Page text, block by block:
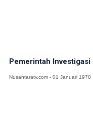
Pemerintah Investigasi
Nusantaratv.com - 01 Januari 1970